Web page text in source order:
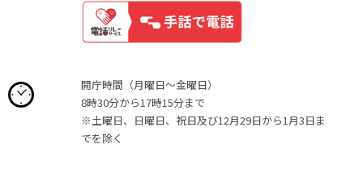
開庁時間（月曜日〜金曜日）
8時30分から17時15分まで
※土曜日、日曜日、祝日及び12月29日から1月3日ま
でを除く